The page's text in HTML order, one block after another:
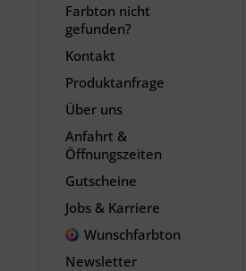
Farbton nicht
gefunden?
Kontakt
Produktanfrage
Über uns
Anfahrt &
Öffnungszeiten
Gutscheine
Jobs & Karriere
Wunschfarbton
Newsletter